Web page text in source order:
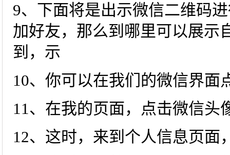
9、下面将是出示微信二维码
加好友，那么到哪里可以展示
到，示
10、你可以在我们的微信界面
11、在我的页面，点击微信头
12、这时，来到个人信息页面